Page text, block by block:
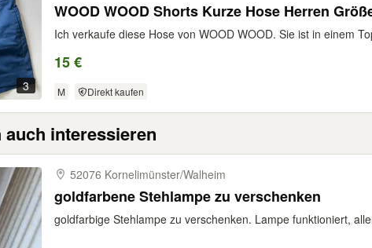
3
WOOD WOOD Shorts Kurze Hose Herren
Ich verkaufe diese Hose von WOOD WOOD. Sie ist in einem
15 €
M Direkt kaufen
interessieren
52076 Kornelimünster/​Walheim
goldfarbene Stehlampe zu verschenken
goldfarbige Stehlampe zu verschenken. Lampe funktioniert,